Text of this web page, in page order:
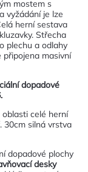
mostem s
vyžádání je lze
herní sestava
Střecha
plechu a odlahy
připojena masivní
dopadové
celé herní
30cm silná vrstva
dopadové plochy
desky